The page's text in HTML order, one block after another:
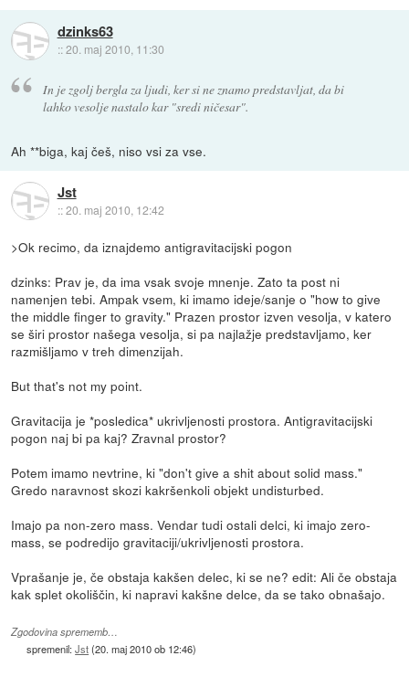
dzinks63
::20. maj 2010, 11:30
In je zgolj bergla za ljudi, ker si ne znamo predstavljat, da bi
lahko vesolje nastalo kar "sredi ničesar".
Ah **biga, kaj češ, niso vsi za vse.
Jst
::20. maj 2010, 12:42
>Ok recimo, da iznajdemo antigravitacijski pogon
dzinks: Prav je, da ima vsak svoje mnenje. Zato ta post ni
namenjen tebi. Ampak vsem, ki imamo ideje/sanje o "how to give
the middle finger to gravity." Prazen prostor izven vesolja, v katero
se širi prostor našega vesolja, si pa najlažje predstavljamo, ker
razmišljamo v treh dimenzijah.
But that's not my point.
Gravitacija je *posledica* ukrivljenosti prostora. Antigravitacijski
pogon naj bi pa kaj? Zravnal prostor?
Potem imamo nevtrine, ki "don't give a shit about solid mass."
Gredo naravnost skozi kakršenkoli objekt undisturbed.
Imajo pa non-zero mass. Vendar tudi ostali delci, ki imajo zero-
mass, se podredijo gravitaciji/ukrivljenosti prostora.
Vprašanje je, če obstaja kakšen delec, ki se ne? edit: Ali če obstaja
kak splet okoliščin, ki napravi kakšne delce, da se tako obnašajo.
Zgodovina sprememb…
spremenil:Jst(20. maj 2010 ob 12:46)